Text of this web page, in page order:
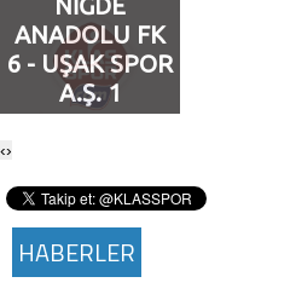
Sosyal Medya
Facebook
Google Plus
Instagram
ANADOLU FK
6 - UŞAK SPOR
A.Ş. 1
‹›
HABERLER